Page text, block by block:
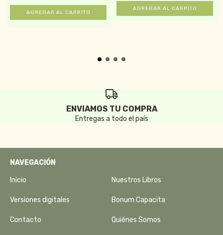
ENVIAMOS TU COMPRA
Entregas a todo el país
NAVEGACIÓN
Inicio Nuestros Libros
Versiones digitales Bonum Capacita
Contacto Quiénes Somos